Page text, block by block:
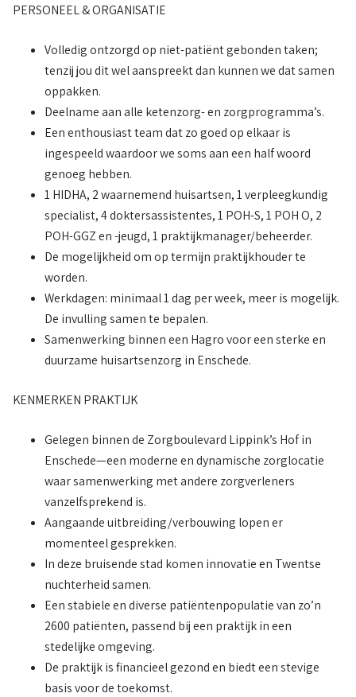
PERSONEEL & ORGANISATIE
Volledig ontzorgd op niet-patiënt gebonden taken;
tenzij jou dit wel aanspreekt dan kunnen we dat samen
oppakken.
Deelname aan alle ketenzorg- en zorgprogramma’s.
Een enthousiast team dat zo goed op elkaar is
ingespeeld waardoor we soms aan een half woord
genoeg hebben.
1 HIDHA, 2 waarnemend huisartsen, 1 verpleegkundig
specialist, 4 doktersassistentes, 1 POH-S, 1 POH O, 2
POH-GGZ en -jeugd, 1 praktijkmanager/beheerder.
De mogelijkheid om op termijn praktijkhouder te
worden.
Werkdagen: minimaal 1 dag per week, meer is mogelijk.
De invulling samen te bepalen.
Samenwerking binnen een Hagro voor een sterke en
duurzame huisartsenzorg in Enschede.
KENMERKEN PRAKTIJK
Gelegen binnen de Zorgboulevard Lippink’s Hof in
Enschede—een moderne en dynamische zorglocatie
waar samenwerking met andere zorgverleners
vanzelfsprekend is.
Aangaande uitbreiding/verbouwing lopen er
momenteel gesprekken.
In deze bruisende stad komen innovatie en Twentse
nuchterheid samen.
Een stabiele en diverse patiëntenpopulatie van zo’n
2600 patiënten, passend bij een praktijk in een
stedelijke omgeving.
De praktijk is financieel gezond en biedt een stevige
basis voor de toekomst.